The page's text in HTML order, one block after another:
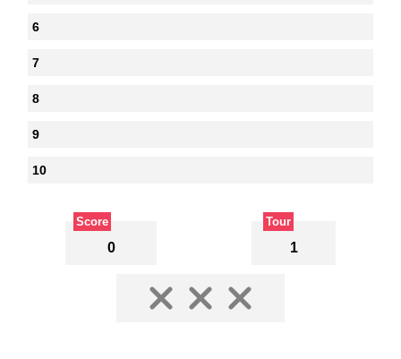
6
7
8
9
10
Score
0
Tour
1